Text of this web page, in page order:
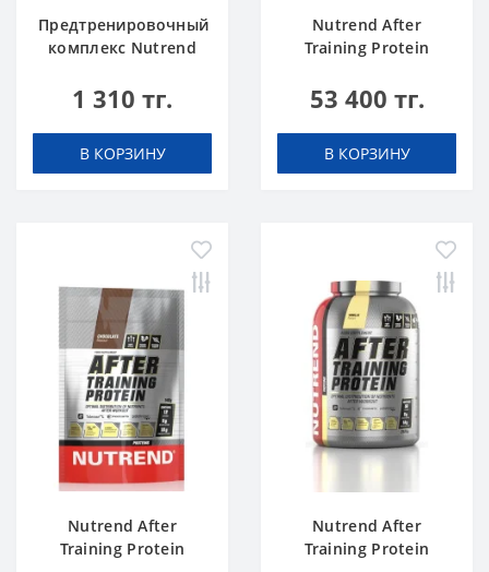
Предтренировочный
комплекс Nutrend
1 310 тг.
В КОРЗИНУ
Nutrend After
Training Protein
53 400 тг.
В КОРЗИНУ
Nutrend After
Training Protein
Nutrend After
Training Protein